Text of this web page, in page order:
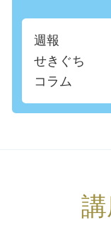
週報
せきぐち
コラム